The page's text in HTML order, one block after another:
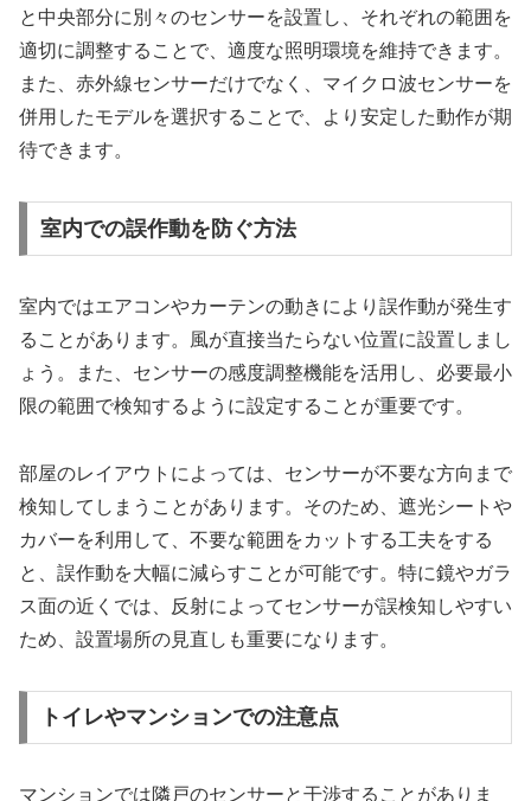
と中央部分に別々のセンサーを設置し、それぞれの範囲を
適切に調整することで、適度な照明環境を維持できます。
また、赤外線センサーだけでなく、マイクロ波センサーを
併用したモデルを選択することで、より安定した動作が期
待できます。
室内での誤作動を防ぐ方法
室内ではエアコンやカーテンの動きにより誤作動が発生す
ることがあります。風が直接当たらない位置に設置しまし
ょう。また、センサーの感度調整機能を活用し、必要最小
限の範囲で検知するように設定することが重要です。
部屋のレイアウトによっては、センサーが不要な方向まで
検知してしまうことがあります。そのため、遮光シートや
カバーを利用して、不要な範囲をカットする工夫をする
と、誤作動を大幅に減らすことが可能です。特に鏡やガラ
ス面の近くでは、反射によってセンサーが誤検知しやすい
ため、設置場所の見直しも重要になります。
トイレやマンションでの注意点
マンションでは隣戸のセンサーと干渉することがありま